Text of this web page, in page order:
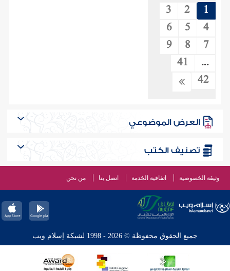
1
2
3
4
5
6
7
8
9
...
41
42
العرض الموضوعي
تصنيف الكتب
وثيقة الخصوصية اتفاقية الخدمة اتصل بنا من نحن
جميع الحقوق محفوظة © 2026 - 1998 لشبكة إسلام ويب